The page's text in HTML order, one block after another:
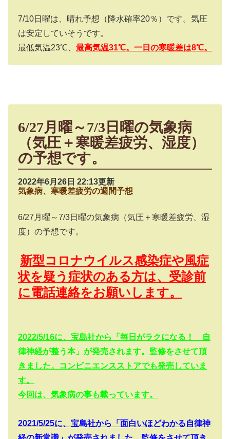
7/10日曜は、晴れ予想（降水確率20％）です。気圧
は安定していそうです。
最低気温23℃、 最高気温31℃。一日の寒暖差は8℃。
6/27月曜～7/3日曜の気象病
（気圧＋寒暖差疲労、湿度）
の予想です。
2022年6月26日 22:13更新
気象病、寒暖差疲労の週間予想
6/27 月曜～7/3日曜の気象病（気圧＋寒暖差疲労、湿
度）の予想です。
新型コロナウイルス感染症や風症
状を疑う症状のある方は、受診前
に電話連絡をお願いします。
2022/5/16に、宝島社から「毎日がラクになる！ 自
律神経が整う本」が発売されます。監修をさせて頂
きました。コンビニエンスストアでも発売していま
す。
今回は、気象病の事も載っています。
2021/5/25に、宝島社から「面白いほどわかる自律神